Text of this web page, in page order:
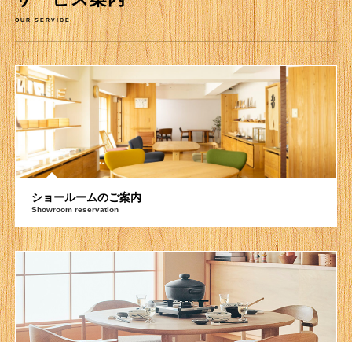
OUR SERVICE
ショールームのご案内
Showroom reservation